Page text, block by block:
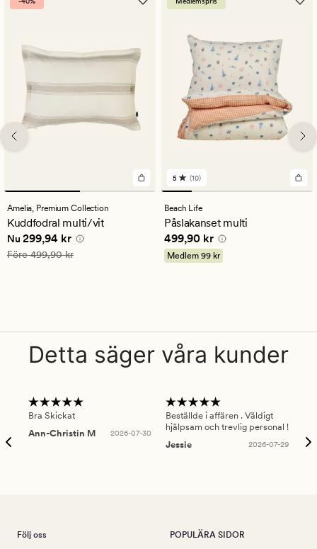
Amelia, Premium Collection
Kuddfodral multi/vit
Nuvarande pris
Nu 299,94 kr
Ordinarie pris 499,90 kr
Före499,90 kr
10
omdömen
med
ett
genomsnittligt
betyg
på
5
5 (10)
Beach Life
Påslakanset multi
Pris 499,90 kr
499,90 kr
Medlem 99 kr
Detta säger våra kunder
Bra Skickat
Ann-Christin M
2026-07-30
Beställde i affären . Väldigt
hjälpsam och trevlig personal !
Jessie
2026-07-29
Följ oss POPULÄRA SIDOR